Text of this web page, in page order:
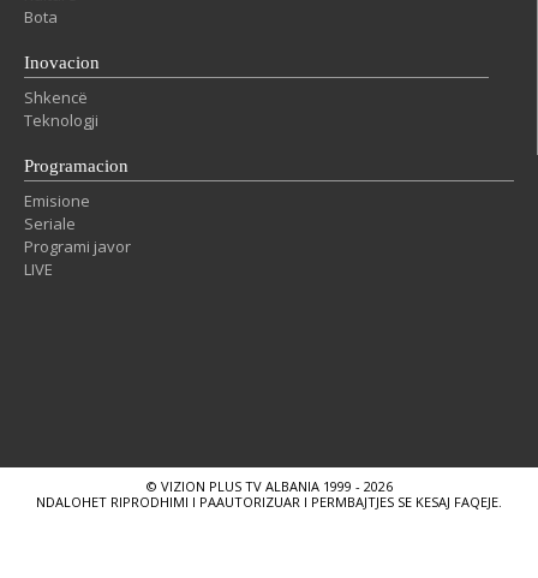
Bota
Inovacion
Shkencë
Teknologji
Programacion
Emisione
Seriale
Programi javor
LIVE
© VIZION PLUS TV ALBANIA 1999 - 2026
NDALOHET RIPRODHIMI I PAAUTORIZUAR I PERMBAJTJES SE KESAJ FAQEJE.